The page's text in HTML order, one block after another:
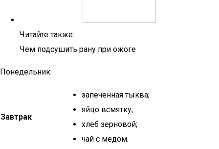
Читайте также:
Чем подсушить рану при ожоге
Понедельник
Завтрак
запеченная тыква;
яйцо всмятку;
хлеб зерновой;
чай с медом.